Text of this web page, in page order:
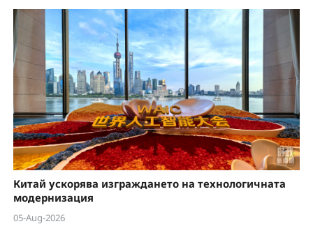
Китай ускорява изграждането на технологичната
модернизация
05-Aug-2026